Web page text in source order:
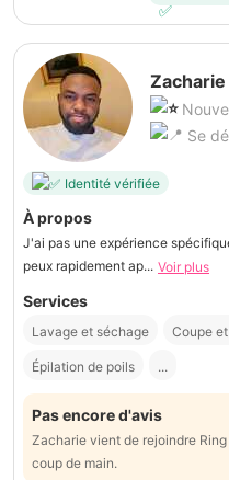
Zacharie
Se
Identité vérifiée
À propos
J'ai pas une expérience
peux rapidement ap... Voir plus
Services
Lavage et séchage Coupe
Épilation de poils ...
Pas encore d'avis
Zacharie vient de rejoindre
coup de main.